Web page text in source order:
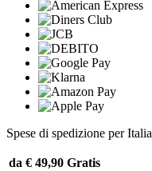
Spese di spedizione per Italia
da € 49,90 Gratis